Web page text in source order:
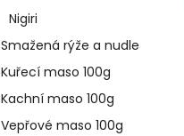
Nigiri
Smažená rýže a nudle
Kuřecí maso 100g
Kachní maso 100g
Vepřové maso 100g